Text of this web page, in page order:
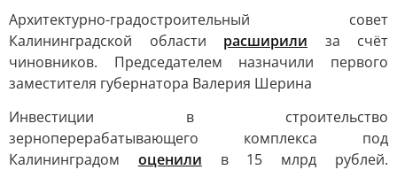
Архитектурно-градостроительный совет
Калининградской области расширили за счёт
чиновников. Председателем назначили первого
заместителя губернатора Валерия Шерина
Инвестиции в строительство
зерноперерабатывающего комплекса под
Калининградом оценили в 15 млрд рублей.